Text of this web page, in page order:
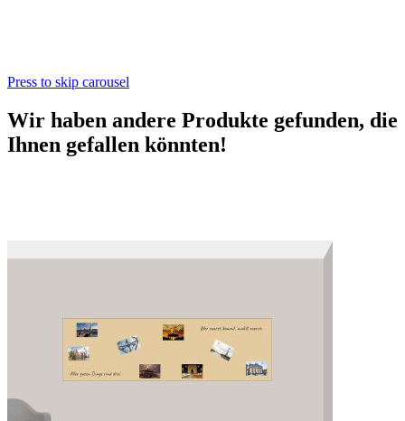
Press to skip carousel
Wir haben andere Produkte gefunden, die
Ihnen gefallen könnten!